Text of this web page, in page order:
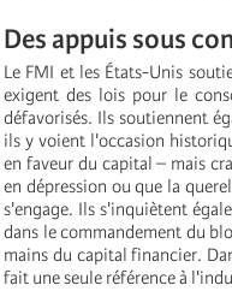
Des appuis sous
Le FMI et les États-Unis
exigent des lois pour le
défavorisés. Ils soutiennent
ils y voient l'occasion
en faveur du capital – mais
en dépression ou que la
s'engage. Ils s'inquiètent
dans le commandement du
mains du capital financier.
fait une seule référence à